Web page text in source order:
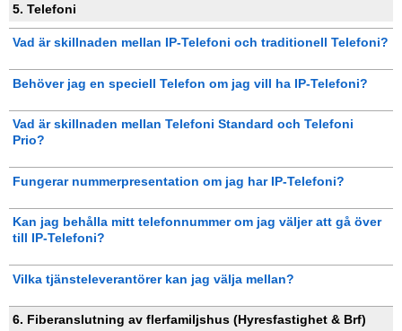
5. Telefoni
Vad är skillnaden mellan IP-Telefoni och traditionell Telefoni?
Behöver jag en speciell Telefon om jag vill ha IP-Telefoni?
Vad är skillnaden mellan Telefoni Standard och Telefoni
Prio?
Fungerar nummerpresentation om jag har IP-Telefoni?
Kan jag behålla mitt telefonnummer om jag väljer att gå över
till IP-Telefoni?
Vilka tjänsteleverantörer kan jag välja mellan?
6. Fiberanslutning av flerfamiljshus (Hyresfastighet & Brf)